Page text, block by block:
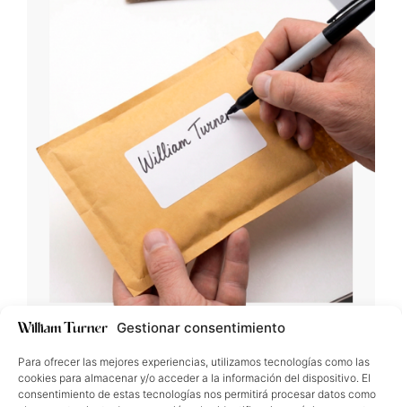
Gestionar consentimiento
Para ofrecer las mejores experiencias, utilizamos tecnologías como las
cookies para almacenar y/o acceder a la información del dispositivo. El
consentimiento de estas tecnologías nos permitirá procesar datos como